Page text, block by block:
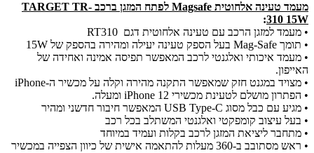
מעמד טעינה אלחוטית Magsafe לפתח המזגן ברכב TARGET TR-
310 15W
:
• מעמד למזגן הרכב עם טעינה אלחוטית דגם RT310
• תומך Mag-Safe בעל הספק טעינה יעילה ומהירה בהספק של 15W
• מעמד איכותי ואלגנטי לרכב המאפשר תפיסה אמינה ואחידה של
האייפון.
• מצויד במגנט חזק שמאפשר התקנה מהירה וקלה על מכשיר ה-iPhone
• הפתרון מושלם לטעינת מכשירי iPhone 12 ומעלה.
• מגיע עם כבל מסוג USB Type-C המאפשר חיבור חדשני ומהיר
• בעל עיצוב קומפקטי ואלגנטי המשתלב בכל רכב
• מתחבר ליציאת המזגן לרכב בקלות ועמיד במיוחד
• ראש מסתובב ב-360 מעלות להתאמה אישית של כיוון הצפייה במכשיר